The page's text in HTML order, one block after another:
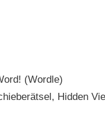
(Wordle)
Hidden